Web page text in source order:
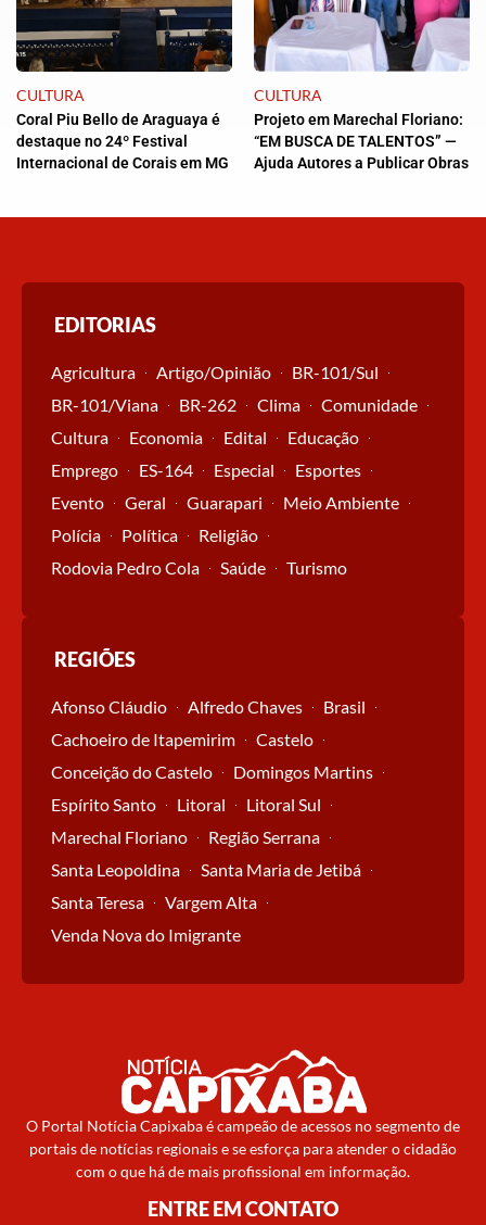
CULTURA
Coral Piu Bello de Araguaya é
destaque no 24º Festival
Internacional de Corais em MG
CULTURA
Projeto em Marechal Floriano:
“EM BUSCA DE TALENTOS” —
Ajuda Autores a Publicar Obras
EDITORIAS
Agricultura Artigo/Opinião
BR-101/Sul
BR-101/Viana
BR-262 Clima
Comunidade
Cultura
Economia Edital
Educação
Emprego
ES-164 Especial
Esportes
Evento
Geral Guarapari
Meio Ambiente
Polícia
Política
Religião
Rodovia Pedro Cola
Saúde Turismo
REGIÕES
Afonso Cláudio Alfredo Chaves
Brasil
Cachoeiro de Itapemirim
Castelo
Conceição do Castelo
Domingos Martins
Espírito Santo
Litoral
Litoral Sul
Marechal Floriano
Região Serrana
Santa Leopoldina
Santa Maria de Jetibá
Santa Teresa
Vargem Alta
Venda Nova do Imigrante
O Portal Notícia Capixaba é campeão de acessos no segmento de
portais de notícias regionais e se esforça para atender o cidadão
com o que há de mais profissional em informação.
ENTRE EM CONTATO